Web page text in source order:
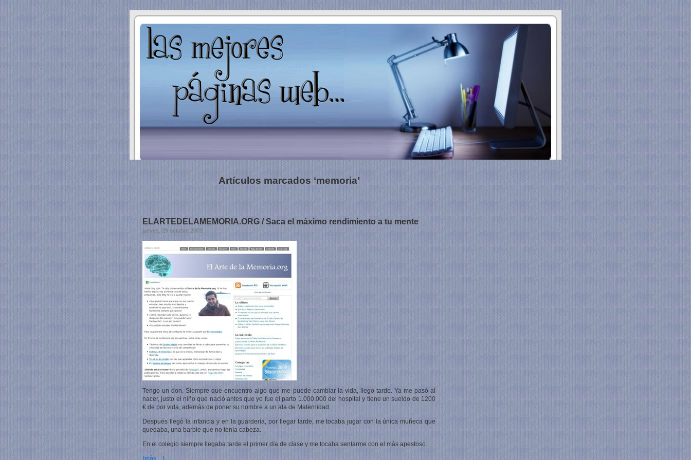
Artículos marcados ‘memoria’
ELARTEDELAMEMORIA.ORG / Saca el máximo rendimiento a tu mente
jueves, 29 octubre 2009
Tengo un don. Siempre que encuentro algo que me puede cambiar la vida, llego tarde. Ya me pasó al
nacer, justo el niño que nació antes que yo fue el parto 1.000.000 del hospital y tiene un sueldo de 1200
€ de por vida, además de poner su nombre a un ala de Maternidad.
Después llegó la infancia y en la guardería, por llegar tarde, me tocaba jugar con la única muñeca que
quedaba, una barbie que no tenía cabeza.
En el colegio siempre llegaba tarde el primer día de clase y me tocaba sentarme con el más apestoso.
(más…)